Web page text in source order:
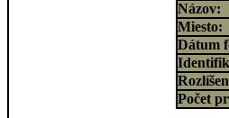
Názov:
Miesto:
Dátum
Počet